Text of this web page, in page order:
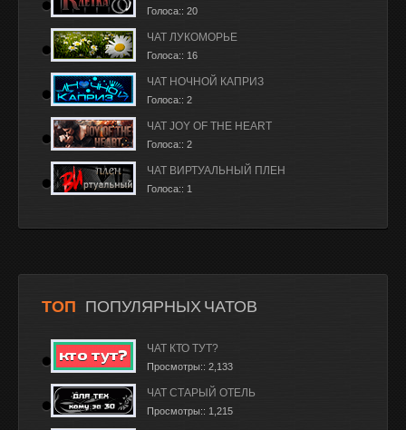
Голоса:: 20
ЧАТ ЛУКОМОРЬЕ
Голоса:: 16
ЧАТ НОЧНОЙ КАПРИЗ
Голоса:: 2
ЧАТ JOY OF THE HEART
Голоса:: 2
ЧАТ ВИРТУАЛЬНЫЙ ПЛЕН
Голоса:: 1
ТОП ПОПУЛЯРНЫХ ЧАТОВ
ЧАТ КТО ТУТ?
Просмотры:: 2,133
ЧАТ СТАРЫЙ ОТЕЛЬ
Просмотры:: 1,215